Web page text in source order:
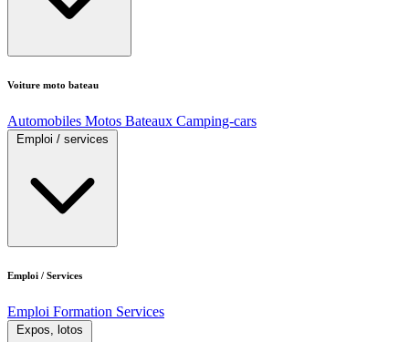
Voiture moto bateau
Automobiles Motos Bateaux Camping-cars
Emploi / services
Emploi / Services
Emploi Formation Services
Expos, lotos